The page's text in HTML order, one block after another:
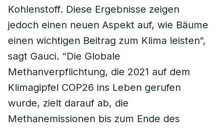
Kohlenstoff. Diese Ergebnisse zeigen
jedoch einen neuen Aspekt auf, wie Bäume
einen wichtigen Beitrag zum Klima leisten“,
sagt Gauci. “Die Globale
Methanverpflichtung, die 2021 auf dem
Klimagipfel COP26 ins Leben gerufen
wurde, zielt darauf ab, die
Methanemissionen bis zum Ende des